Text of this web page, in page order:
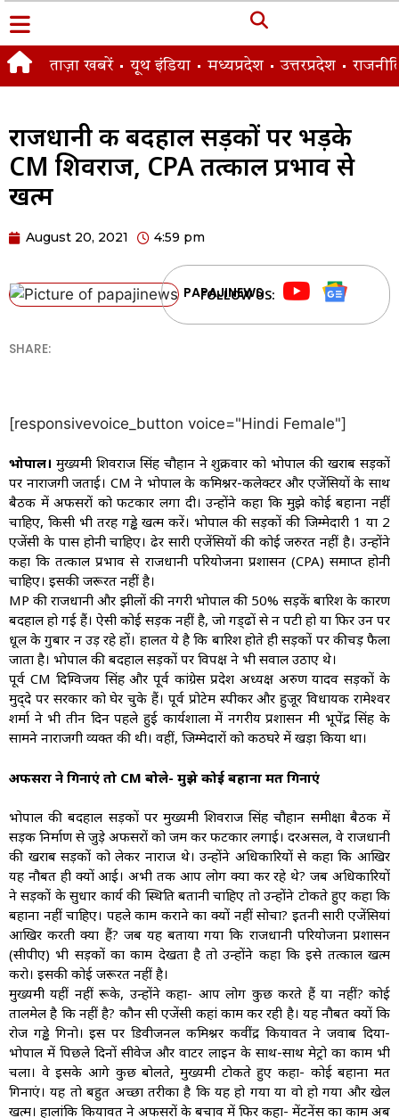
ताज़ा खबरें यूथ इंडिया मध्यप्रदेश उत्तरप्रदेश
राजधानी की बदहाल सड़कों पर भड़के
CM शिवराज, CPA तत्काल प्रभाव से
खत्म
August 20, 2021 4:59 pm
PAPAJINEWS
FOLLOW US:
SHARE:
[responsivevoice_button voice="Hindi Female"]
भोपाल। मुख्यमंत्री शिवराज सिंह चौहान ने शुक्रवार को भोपाल की खराब सड़कों
पर नाराजगी जताई। CM ने भोपाल के कमिश्नर-कलेक्टर और एजेंसियों के साथ
बैठक में अफसरों को फटकार लगा दी। उन्होंने कहा कि मुझे कोई बहाना नहीं
चाहिए, किसी भी तरह गड्ढे खत्म करें। भोपाल की सड़कों की जिम्मेदारी 1 या 2
एजेंसी के पास होनी चाहिए। ढेर सारी एजेंसियों की कोई जरुरत नहीं है। उन्होंने
कहा कि तत्काल प्रभाव से राजधानी परियोजना प्रशासन (CPA) समाप्त होनी
चाहिए। इसकी जरूरत नहीं है।
MP की राजधानी और झीलों की नगरी भोपाल की 50% सड़कें बारिश के कारण
बदहाल हो गई हैं। ऐसी कोई सड़क नहीं है, जो गड्‌ढों से न पटी हो या फिर उन पर
धूल के गुबार न उड़ रहे हों। हालत ये है कि बारिश होते ही सड़कों पर कीचड़ फैला
जाता है। भोपाल की बदहाल सड़कों पर विपक्ष ने भी सवाल उठाए थे।
पूर्व CM दिग्विजय सिंह और पूर्व कांग्रेस प्रदेश अध्यक्ष अरुण यादव सड़कों के
मुद‌्दे पर सरकार को घेर चुके हैं। पूर्व प्रोटेम स्पीकर और हुजूर विधायक रामेश्वर
शर्मा ने भी तीन दिन पहले हुई कार्यशाला में नगरीय प्रशासन मंत्री भूपेंद्र सिंह के
सामने नाराजगी व्यक्त की थी। वहीं, जिम्मेदारों को कठघरे में खड़ा किया था।
अफसरों ने गिनाएं तो CM बोले- मुझे कोई बहाना मत गिनाएं
भोपाल की बदहाल सड़कों पर मुख्यमंत्री शिवराज सिंह चौहान समीक्षा बैठक में
सड़क निर्माण से जुड़े अफसरों को जम कर फटकार लगाई। दरअसल, वे राजधानी
की खराब सड़कों को लेकर नाराज थे। उन्होंने अधिकारियों से कहा कि आखिर
यह नौबत ही क्यों आई। अभी तक आप लोग क्या कर रहे थे? जब अधिकारियों
ने सड़कों के सुधार कार्य की स्थिति बतानी चाहिए तो उन्होंने टोकते हुए कहा कि
बहाना नहीं चाहिए। पहले काम कराने का क्यों नहीं सोचा? इतनी सारी एजेंसियां
आखिर करती क्या हैं? जब यह बताया गया कि राजधानी परियोजना प्रशासन
(सीपीए) भी सड़कों का काम देखता है तो उन्होंने कहा कि इसे तत्काल खत्म
करो। इसकी कोई जरूरत नहीं है।
मुख्यमंत्री यहीं नहीं रूके, उन्होंने कहा- आप लोग कुछ करते हैं या नहीं? कोई
तालमेल है कि नहीं है? कौन सी एजेंसी कहां काम कर रही है। यह नौबत क्यों कि
रोज गड्ढे गिनो। इस पर डिवीजनल कमिश्नर कवींद्र कियावत ने जवाब दिया-
भोपाल में पिछले दिनों सीवेज और वाटर लाइन के साथ-साथ मेट्रो का काम भी
चला। वे इसके आगे कुछ बोलते, मुख्यमंत्री टोकते हुए कहा- कोई बहाना मत
गिनाएं। यह तो बहुत अच्छा तरीका है कि यह हो गया या वो हो गया और खेल
खत्म। हालांकि कियावत ने अफसरों के बचाव में फिर कहा- मेंटनेंस का काम अब